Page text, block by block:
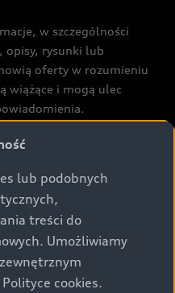
w szczególności
opisy, rysunki lub
oferty w rozumieniu
wiążące i mogą ulec
cywilnego oraz art.
i obejmują podatek
wprowadzenia zmian w
detale
lub podobnych
treści do
Umożliwiamy
cookies.